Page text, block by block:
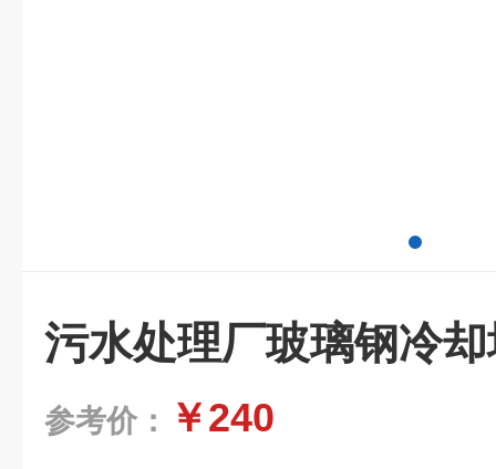
污水处理厂玻璃钢冷
参考价： ￥240